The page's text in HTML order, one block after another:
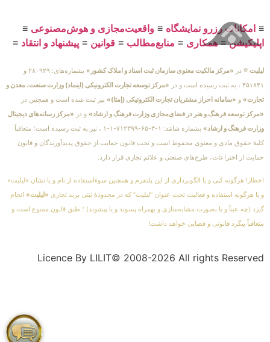
≡ امکانات رزرو نمایشگاه ≡ واقعیت‌مجازی و هوش‌مصنوعی ≡
اپلیکیشن≡همکاری ≡ منابع‌مطالب ≡ قوانین ≡ پیشنهاد و انتقاد ≡
لیلیت ® در «مرکز مالکیت معنوی سازمان ثبت اسناد و املاک کشور»
بشماره‌های: ۲۸۰۹۲۹ و
۴۵۱۸۴۱ ، به ثبت رسیده است و در
«مرکز توسعه تجارت الکترونیکی (اینماد) وزارت صنعت، معدن و
تجارت» و «سامانه احراز مشتریان تجارت الکترونیکی (اِمتا)» نیز ثبت شده است و همچنین در
«مرکز توسعه فرهنگ و هنر در فضای‌مجازی وزارت فرهنگ و ارشاد» و در «مرکز رسانه‌های دیجیتال
وزارت فرهنگ و ارشاد»
بشماره شامَد: ۱-۳-۶۵-۷۱۲۳۹۹-۱-۱ ، نیز به ثبت رسیده است؛ متعاقباً
کلیهٔ حقوق مادی و معنوی محفوظ است و تحت قانون حمایت از حقوق پدیدآورندگان و قانون
حمایت از اختراعات، طرح‌های صنعتی و علائم تجاری قرار دارد.
اخطار! هرگونه کپی و یا الگوبرداری از این پلتفرم و همچنین سوءاستفاده از نام و یا نشان «لیلیت»
و یا هرگونه استفاده و فعالیت تحت عنوان “لیلیت” که در محدودهٔ ثبتی برند تجاری «لیلیت» انجام
گیرد (چه عیناً و یا بصورت مشابه‌سازی و بهمراه پسوند و یا پیشوند) ؛ طبق قانون ممنوع است و
متعاقباً پیگرد قانونی و قضایی خواهد داشت!
Licence By LILIT© 2008-2026 All rights Reserved